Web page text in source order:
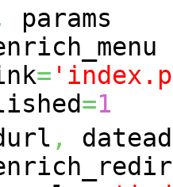
params
=
=1
,